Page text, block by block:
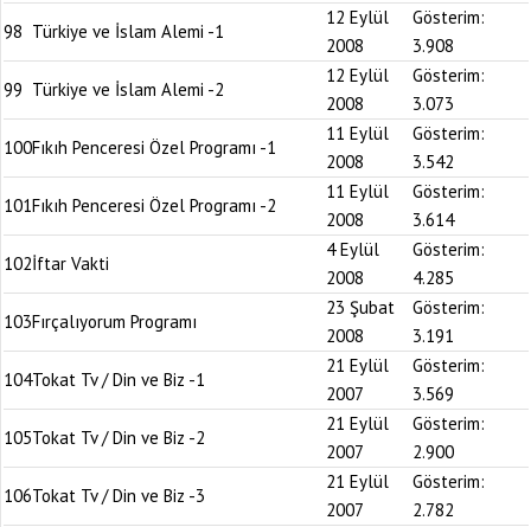
98 Türkiye ve İslam Alemi -1
12 Eylül
2008
Gösterim:
3.908
99 Türkiye ve İslam Alemi -2
12 Eylül
2008
Gösterim:
3.073
100Fıkıh Penceresi Özel Programı -1
11 Eylül
2008
Gösterim:
3.542
101Fıkıh Penceresi Özel Programı -2
11 Eylül
2008
Gösterim:
3.614
102İftar Vakti
4 Eylül
2008
Gösterim:
4.285
103Fırçalıyorum Programı
23 Şubat
2008
Gösterim:
3.191
104Tokat Tv / Din ve Biz -1
21 Eylül
2007
Gösterim:
3.569
105Tokat Tv / Din ve Biz -2
21 Eylül
2007
Gösterim:
2.900
106Tokat Tv / Din ve Biz -3
21 Eylül
2007
Gösterim:
2.782